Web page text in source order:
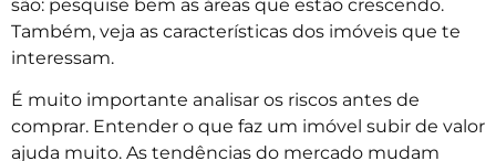
são: pesquise bem as áreas que estão crescendo.
Também, veja as características dos imóveis que te
interessam.
É muito importante analisar os riscos antes de
comprar. Entender o que faz um imóvel subir de valor
ajuda muito. As tendências do mercado mudam